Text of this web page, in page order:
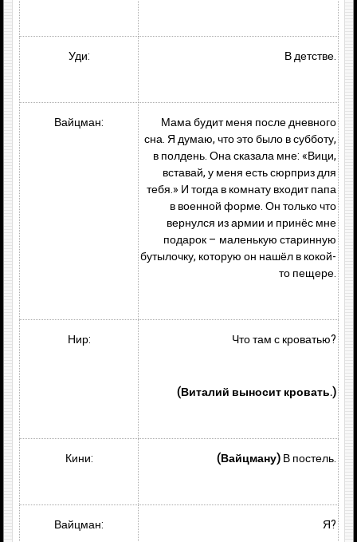
Уди: В детстве.
Вайцман:
Мама будит меня после дневного
сна. Я думаю, что это было в субботу,
в полдень. Она сказала мне: «Вици,
вставай, у меня есть сюрприз для
тебя.» И тогда в комнату входит папа
в военной форме. Он только что
вернулся из армии и принёс мне
подарок – маленькую старинную
бутылочку, которую он нашёл в кокой-
то пещере.
Нир: Что там с кроватью?
(Виталий выносит кровать.)
Кини: (Вайцману)В постель.
Вайцман: Я?